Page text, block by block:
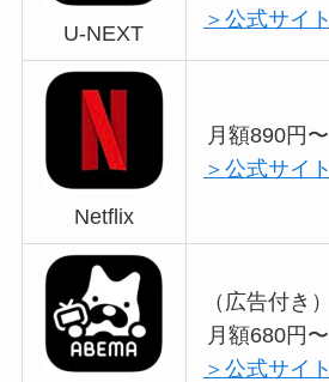
U-NEXT
＞公式サイト
Netflix
月額890円〜
＞公式サイト
（広告付き）
月額680円〜
＞公式サイト